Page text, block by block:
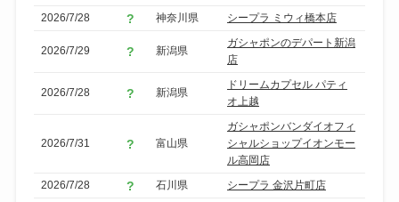
2026/7/28
神奈川県 シープラ ミウィ橋本店
2026/7/29 新潟県
ガシャポンのデパート新潟
店
2026/7/28 新潟県
ドリームカプセル パティ
オ上越
2026/7/31 富山県
ガシャポンバンダイオフィ
シャルショップイオンモー
ル高岡店
2026/7/28
石川県 シープラ 金沢片町店